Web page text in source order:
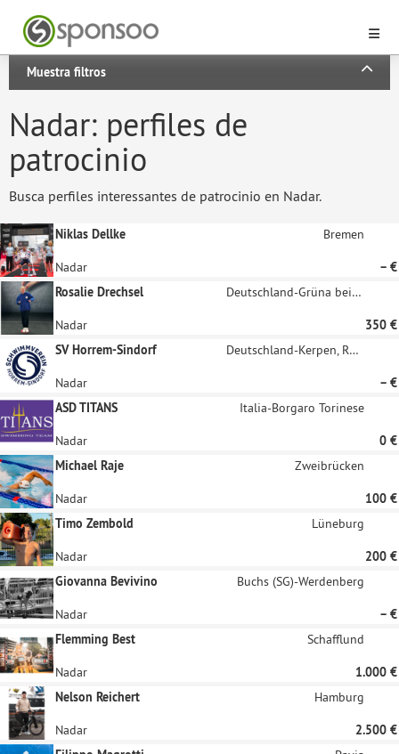
Muestra filtros
Nadar: perfiles de
patrocinio
Busca perfiles interessantes de patrocinio en Nadar.
Niklas Dellke Bremen
Nadar
– €
Rosalie Drechsel
Deutschland-Grüna bei Chemnitz
Nadar
350 €
SV Horrem-Sindorf
Deutschland-Kerpen, Rheinland
Nadar
– €
ASD TITANS
Italia-Borgaro Torinese
Nadar
0 €
Michael Raje
Zweibrücken
Nadar
100 €
Timo Zembold
Lüneburg
Nadar
200 €
Giovanna Bevivino
Buchs (SG)-Werdenberg
Nadar
– €
Flemming Best
Schafflund
Nadar
1.000 €
Nelson Reichert
Hamburg
Nadar
2.500 €